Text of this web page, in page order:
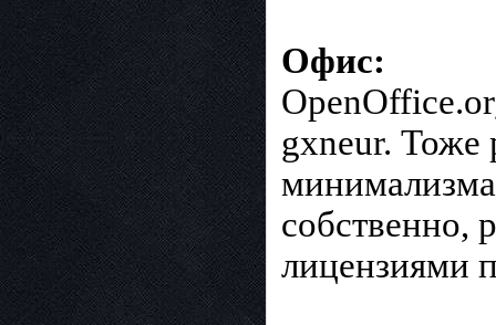
Офис:
gxneur. Тоже
собственно,
лицензиями